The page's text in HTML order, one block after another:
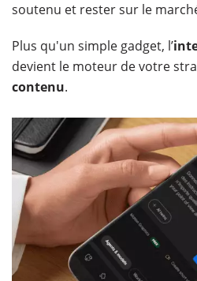
soutenu et rester sur le
Plus qu'un simple gadget, l’
devient le moteur de votre
contenu.